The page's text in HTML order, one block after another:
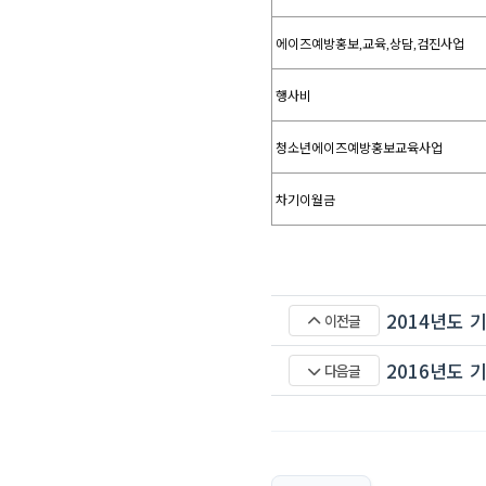
에이즈예방홍보,교육,상담,검진사업
행사비
청소년에이즈예방홍보교육사업
차기이월금
이전글 2014년도
다음글 2016년도